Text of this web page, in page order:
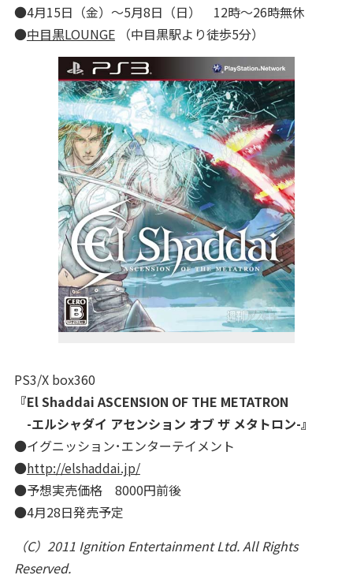
●4月15日（金）～5月8日（日） 12時～26時無休
●中目黒LOUNGE（中目黒駅より徒歩5分）
PS3/X box360
『El Shaddai ASCENSION OF THE METATRON
-エルシャダイ アセンション オブ ザ メタトロン-』
●イグニッション･エンターテイメント
●http://elshaddai.jp/
●予想実売価格 8000円前後
●4月28日発売予定
（C）2011 Ignition Entertainment Ltd. All Rights
Reserved.